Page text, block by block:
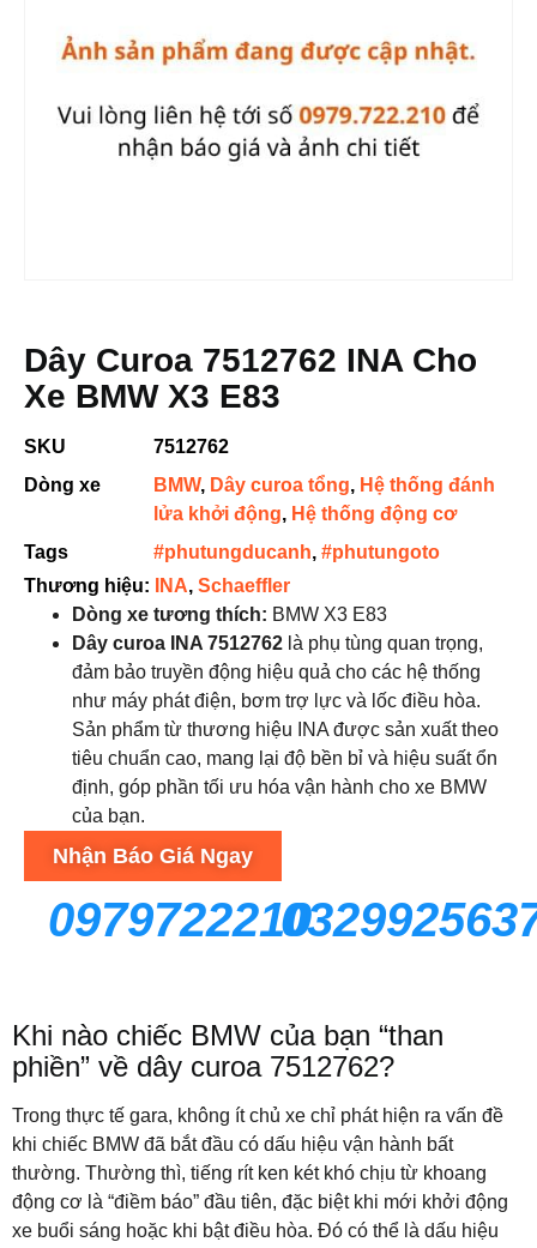
Dây Curoa 7512762 INA Cho
Xe BMW X3 E83
SKU
7512762
Dòng xe
BMW, Dây curoa tổng, Hệ thống đánh
lửa khởi động, Hệ thống động cơ
Tags
#phutungducanh, #phutungoto
Thương hiệu:
INA, Schaeffler
Dòng xe tương thích: BMW X3 E83
Dây curoa INA 7512762 là phụ tùng quan trọng,
đảm bảo truyền động hiệu quả cho các hệ thống
như máy phát điện, bơm trợ lực và lốc điều hòa.
Sản phẩm từ thương hiệu INA được sản xuất theo
tiêu chuẩn cao, mang lại độ bền bỉ và hiệu suất ổn
định, góp phần tối ưu hóa vận hành cho xe BMW
của bạn.
Nhận Báo Giá Ngay
0979722210
Khi nào chiếc BMW của bạn “than
phiền” về dây curoa 7512762?
Trong thực tế gara, không ít chủ xe chỉ phát hiện ra vấn đề
khi chiếc BMW đã bắt đầu có dấu hiệu vận hành bất
thường. Thường thì, tiếng rít ken két khó chịu từ khoang
động cơ là “điềm báo” đầu tiên, đặc biệt khi mới khởi động
xe buổi sáng hoặc khi bật điều hòa. Đó có thể là dấu hiệu